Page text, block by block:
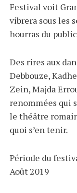
Festival voit
vibrera sous les
hourras du
Des rires aux
Debbouze,
Zein, Majda
renommées qui
le théâtre
quoi s’en tenir.
Période du
Août 2019